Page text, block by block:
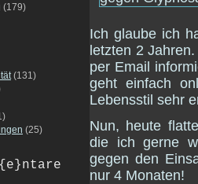
(179)
(131)
(25)
Ich glaube ich
letzten 2
per Email
geht einfach
Lebensstil sehr
Nun, heute
die ich gerne
gegen den
nur 4 Monaten!